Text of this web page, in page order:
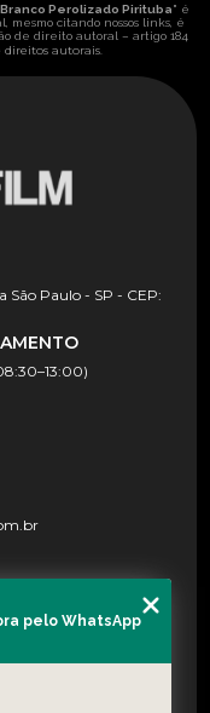
Perolizado Pirituba" é
mesmo citando nossos links, é
de direito autoral – artigo 184
direitos autorais.
São Paulo - SP - CEP:
pelo WhatsApp